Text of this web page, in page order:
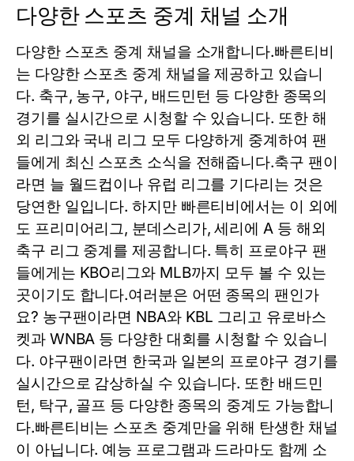
다양한 스포츠 중계 채널 소개
다양한 스포츠 중계 채널을 소개합니다.빠른티비
는 다양한 스포츠 중계 채널을 제공하고 있습니
다. 축구, 농구, 야구, 배드민턴 등 다양한 종목의
경기를 실시간으로 시청할 수 있습니다. 또한 해
외 리그와 국내 리그 모두 다양하게 중계하여 팬
들에게 최신 스포츠 소식을 전해줍니다.축구 팬이
라면 늘 월드컵이나 유럽 리그를 기다리는 것은
당연한 일입니다. 하지만 빠른티비에서는 이 외에
도 프리미어리그, 분데스리가, 세리에 A 등 해외
축구 리그 중계를 제공합니다. 특히 프로야구 팬
들에게는 KBO리그와 MLB까지 모두 볼 수 있는
곳이기도 합니다.여러분은 어떤 종목의 팬인가
요? 농구팬이라면 NBA와 KBL 그리고 유로바스
켓과 WNBA 등 다양한 대회를 시청할 수 있습니
다. 야구팬이라면 한국과 일본의 프로야구 경기를
실시간으로 감상하실 수 있습니다. 또한 배드민
턴, 탁구, 골프 등 다양한 종목의 중계도 가능합니
다.빠른티비는 스포츠 중계만을 위해 탄생한 채널
이 아닙니다. 예능 프로그램과 드라마도 함께 소